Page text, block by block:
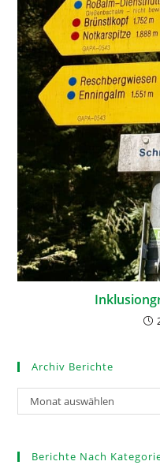
Archiv Berichte
Monat auswählen
Berichte Nach